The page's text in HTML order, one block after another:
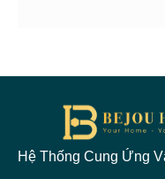
Hệ Thống Cung Ứng